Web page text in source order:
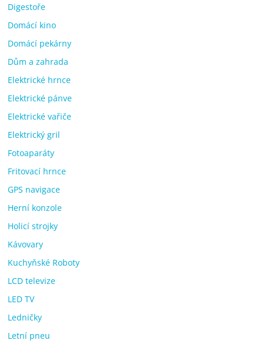
Digestoře
Domácí kino
Domácí pekárny
Dům a zahrada
Elektrické hrnce
Elektrické pánve
Elektrické vařiče
Elektrický gril
Fotoaparáty
Fritovací hrnce
GPS navigace
Herní konzole
Holicí strojky
Kávovary
Kuchyňské Roboty
LCD televize
LED TV
Ledničky
Letní pneu